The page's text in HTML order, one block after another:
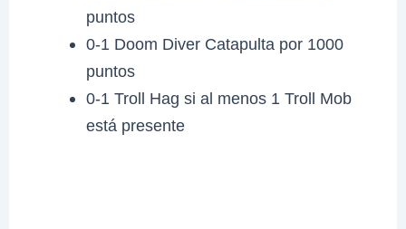
puntos
0-1 Doom Diver Catapulta por 1000
puntos
0-1 Troll Hag si al menos 1 Troll Mob
está presente